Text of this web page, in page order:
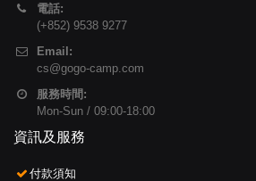
電話:
(+852) 9538 9277
Email:
cs@gogo-camp.com
服務時間:
Mon-Sun / 09:00-18:00
資訊及服務
付款須知